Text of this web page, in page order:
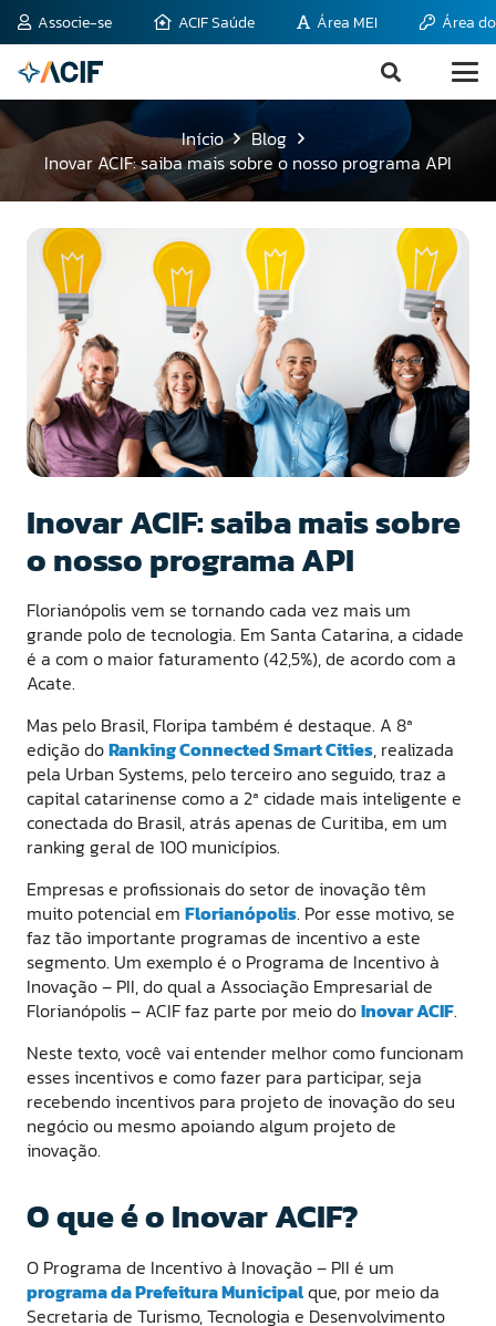
Associe-se ACIF Saúde Área MEI Área
Início
Blog
Inovar ACIF: saiba mais sobre o nosso programa API
Inovar ACIF: saiba mais sobre
o nosso programa API
Florianópolis vem se tornando cada vez mais um
grande polo de tecnologia. Em Santa Catarina, a cidade
é a com o maior faturamento (42,5%), de acordo com a
Acate.
Mas pelo Brasil, Floripa também é destaque. A 8ª
edição doRanking Connected Smart Cities, realizada
pela Urban Systems, pelo terceiro ano seguido, traz a
capital catarinense como a 2ª cidade mais inteligente e
conectada do Brasil, atrás apenas de Curitiba, em um
ranking geral de 100 municípios.
Empresas e profissionais do setor de inovação têm
muito potencial em Florianópolis. Por esse motivo, se
faz tão importante programas de incentivo a este
segmento. Um exemplo é o Programa de Incentivo à
Inovação – PII, do qual a Associação Empresarial de
Florianópolis – ACIF faz parte por meio doInovar ACIF.
Neste texto, você vai entender melhor como funcionam
esses incentivos e como fazer para participar, seja
recebendo incentivos para projeto de inovação do seu
negócio ou mesmo apoiando algum projeto de
inovação.
O que é o Inovar ACIF?
O Programa de Incentivo à Inovação – PII é um
programa da Prefeitura Municipalque, por meio da
Secretaria de Turismo, Tecnologia e Desenvolvimento